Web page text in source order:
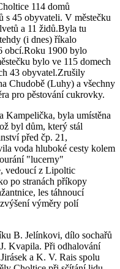
114 domů
s 45 obyvateli. V městečku
a 11 židů.Byla tu
(i dnes) říkalo
obcí.Roku 1900 bylo
bylo ve 115 domech
43 obyvatel.Zrušily
Chudobě (Luhy) a všechny
pro pěstování cukrovky.
Kampelička, byla umístěna
byl dům, který stál
před čp. 21,
voda hluboké cesty kolem
"lucerny"
vedoucí z Lipoltic
po stranách příkopy
les táhnoucí
výměry polí
B. Jelínkovi, dílo sochařů
Kvapila. Při odhalování
a K. V. Rais spolu